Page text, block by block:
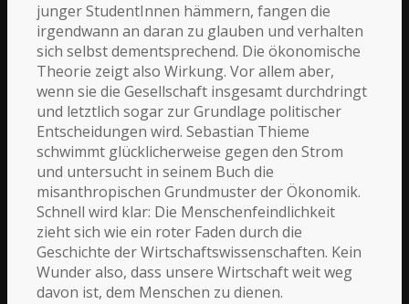
junger StudentInnen hämmern, fangen die
irgendwann an daran zu glauben und verhalten
sich selbst dementsprechend. Die ökonomische
Theorie zeigt also Wirkung. Vor allem aber,
wenn sie die Gesellschaft insgesamt durchdringt
und letztlich sogar zur Grundlage politischer
Entscheidungen wird. Sebastian Thieme
schwimmt glücklicherweise gegen den Strom
und untersucht in seinem Buch die
misanthropischen Grundmuster der Ökonomik.
Schnell wird klar: Die Menschenfeindlichkeit
zieht sich wie ein roter Faden durch die
Geschichte der Wirtschaftswissenschaften. Kein
Wunder also, dass unsere Wirtschaft weit weg
davon ist, dem Menschen zu dienen.